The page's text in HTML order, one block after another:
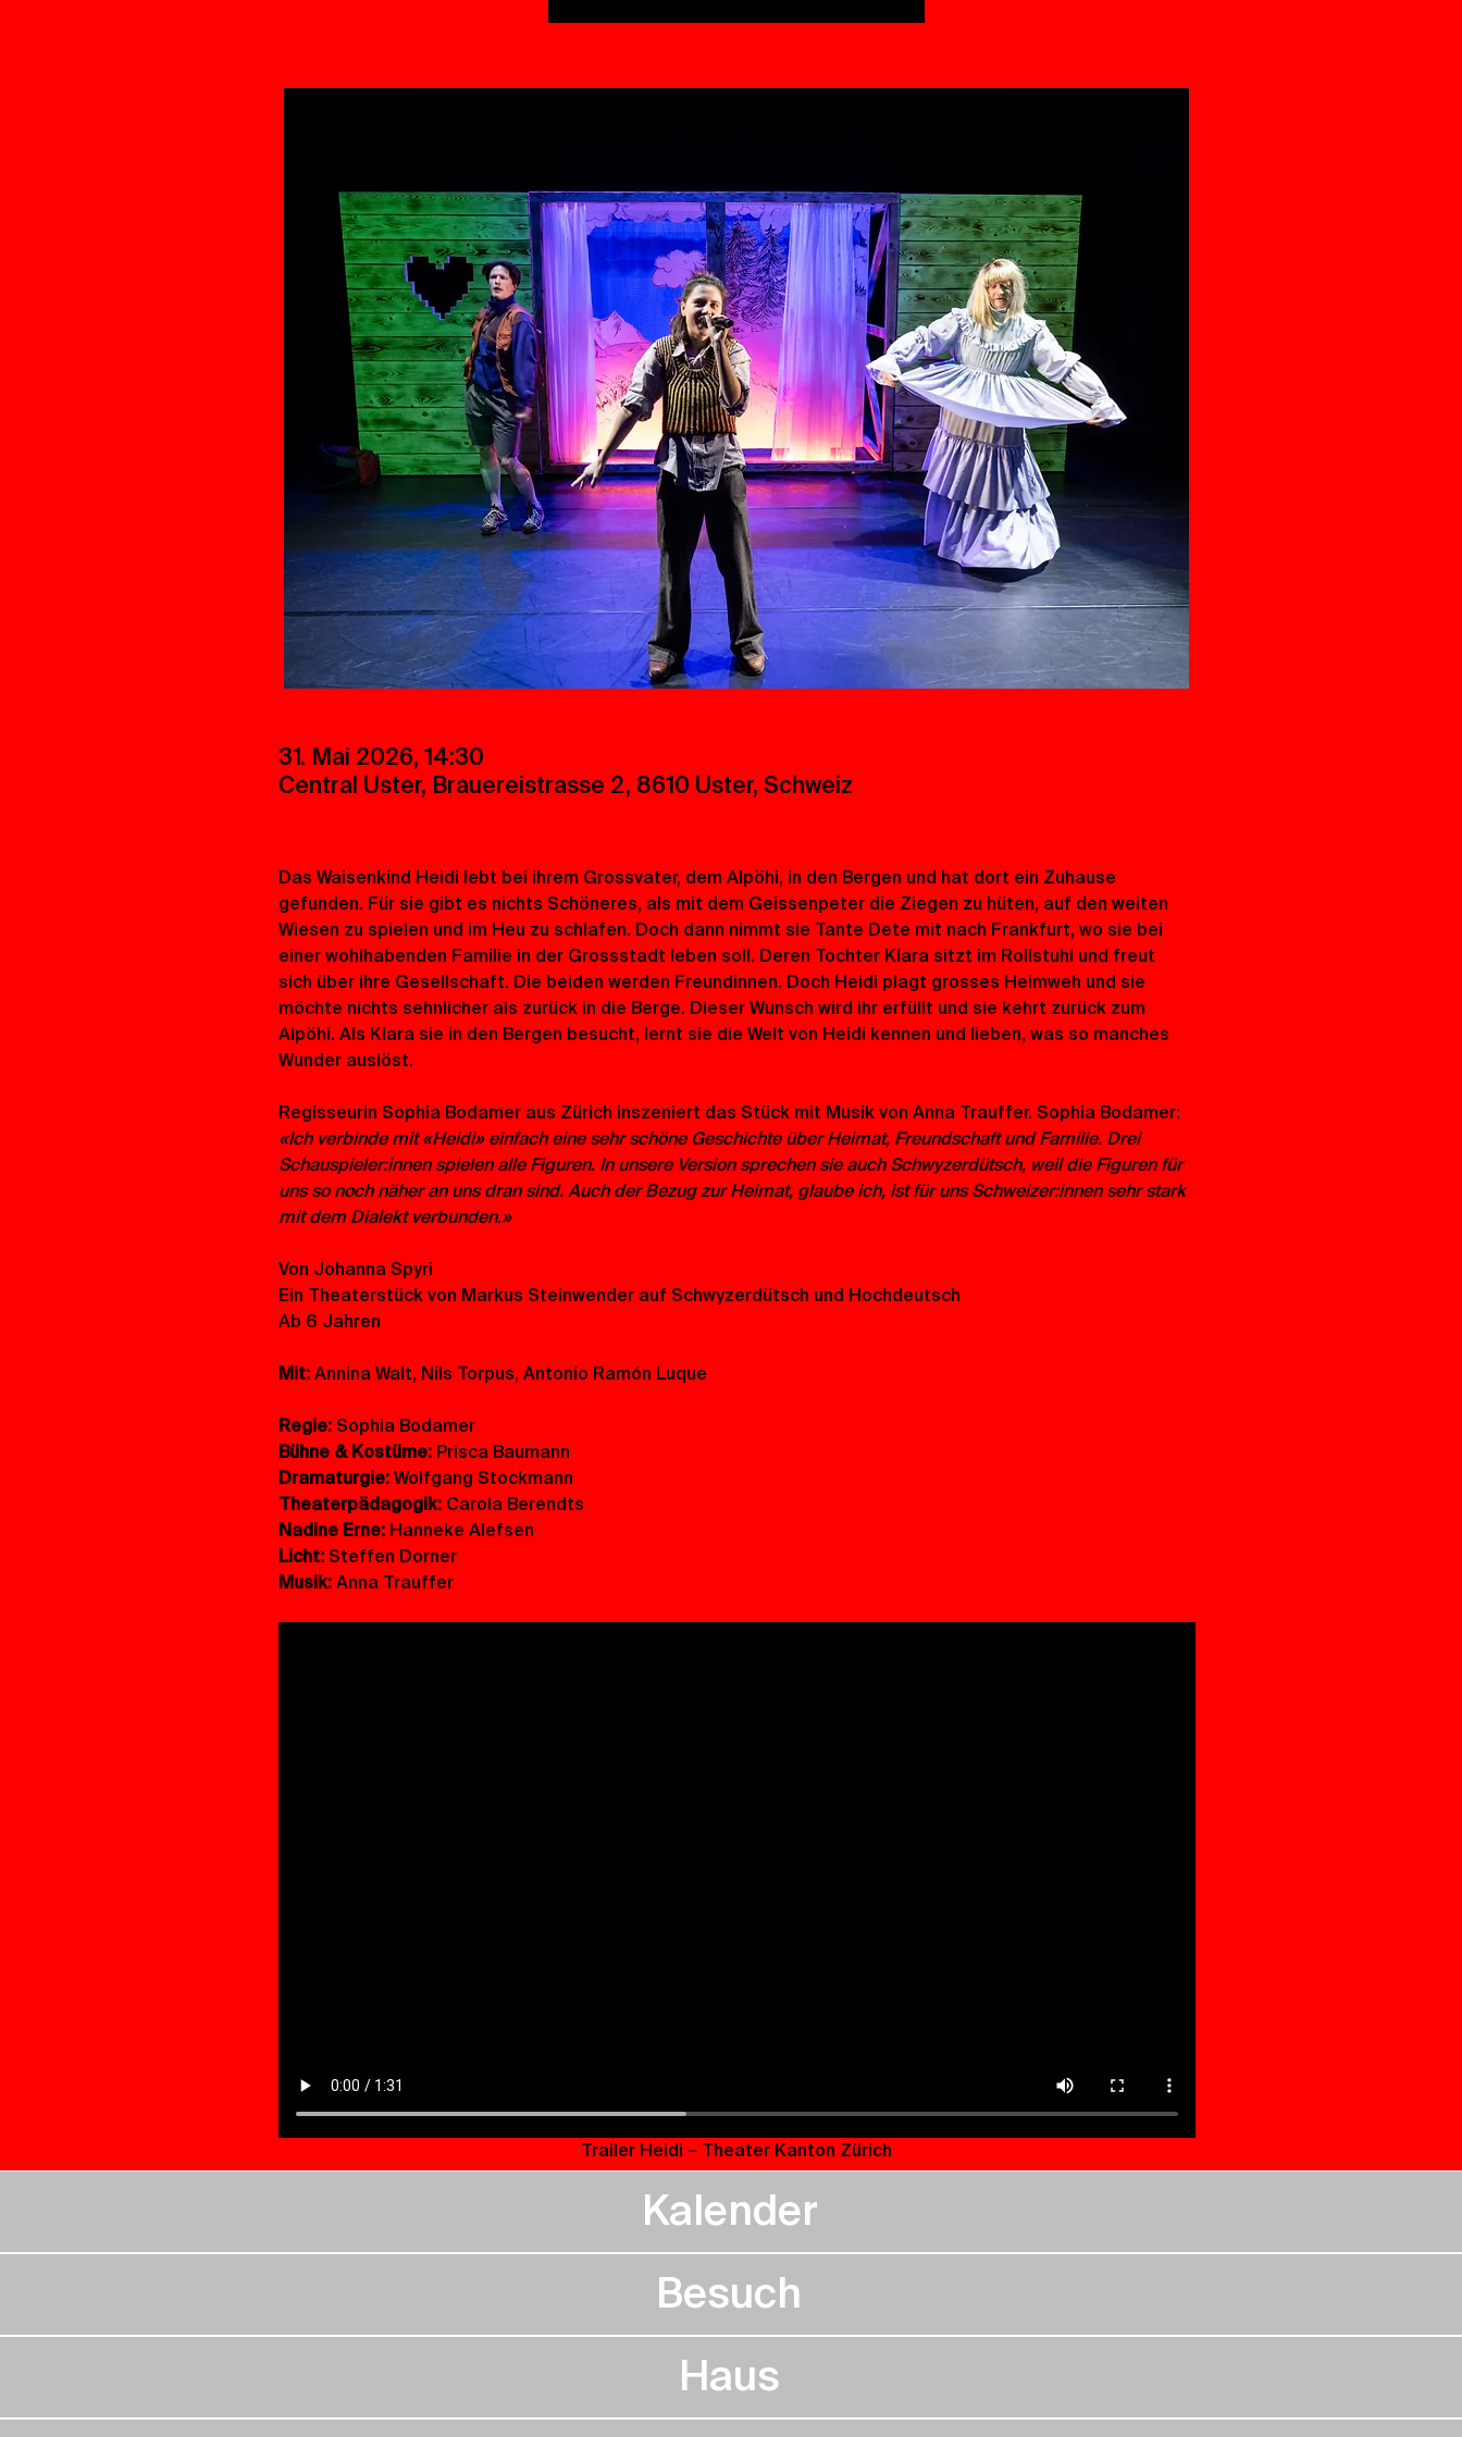
31. Mai 2026, 14:30
Central Uster, Brauereistrasse 2, 8610 Uster, Schweiz
Das Waisenkind Heidi lebt bei ihrem Grossvater, dem Alpöhi, in den Bergen und hat dort ein Zuhause
gefunden. Für sie gibt es nichts Schöneres, als mit dem Geissenpeter die Ziegen zu hüten, auf den weiten
Wiesen zu spielen und im Heu zu schlafen. Doch dann nimmt sie Tante Dete mit nach Frankfurt, wo sie bei
einer wohlhabenden Familie in der Grossstadt leben soll. Deren Tochter Klara sitzt im Rollstuhl und freut
sich über ihre Gesellschaft. Die beiden werden Freundinnen. Doch Heidi plagt grosses Heimweh und sie
möchte nichts sehnlicher als zurück in die Berge. Dieser Wunsch wird ihr erfüllt und sie kehrt zurück zum
Alpöhi. Als Klara sie in den Bergen besucht, lernt sie die Welt von Heidi kennen und lieben, was so manches
Wunder auslöst.
Regisseurin Sophia Bodamer aus Zürich inszeniert das Stück mit Musik von Anna Trauffer. Sophia Bodamer:
«Ich verbinde mit «Heidi» einfach eine sehr schöne Geschichte über Heimat, Freundschaft und Familie. Drei
Schauspieler:innen spielen alle Figuren. In unsere Version sprechen sie auch Schwyzerdütsch, weil die Figuren für
uns so noch näher an uns dran sind. Auch der Bezug zur Heimat, glaube ich, ist für uns Schweizer:innen sehr stark
mit dem Dialekt verbunden.»
Von Johanna Spyri
Ein Theaterstück von Markus Steinwender auf Schwyzerdütsch und Hochdeutsch
Ab 6 Jahren
Mit: Annina Walt, Nils Torpus, Antonio Ramón Luque
Regie: Sophia Bodamer
Bühne & Kostüme: Prisca Baumann
Dramaturgie: Wolfgang Stockmann
Theaterpädagogik: Carola Berendts
Nadine Erne: Hanneke Alefsen
Licht: Steffen Dorner
Musik: Anna Trauffer
Trailer Heidi – Theater Kanton Zürich
Kalender
Besuch
Haus